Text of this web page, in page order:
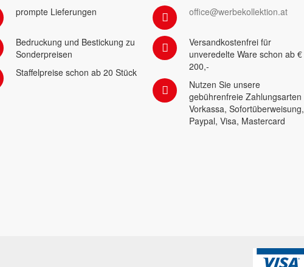
prompte Lieferungen
Bedruckung und Bestickung zu
Sonderpreisen
Staffelpreise schon ab 20 Stück
office@werbekollektion.at
Versandkostenfrei für
unveredelte Ware schon ab €
200,-
Nutzen Sie unsere
gebührenfreie Zahlungsarten
Vorkassa, Sofortüberweisung,
Paypal, Visa, Mastercard